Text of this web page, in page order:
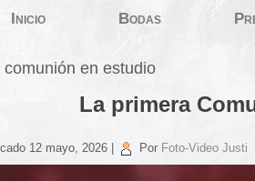
Inicio Bodas
comunión en estudio
La primera
12 mayo, 2026 Por Foto-Video Justi